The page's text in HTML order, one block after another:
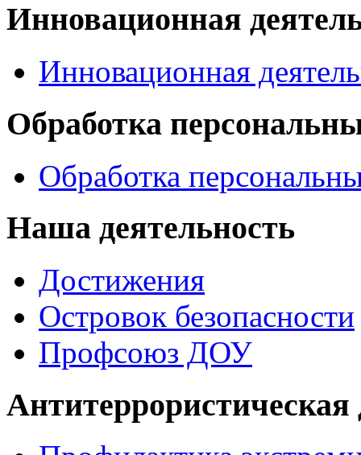
Инновационная
Инновационная
Обработка
Обработка
Наша деятельность
Достижения
Островок безопасности
Профсоюз ДОУ
Антитеррористическая